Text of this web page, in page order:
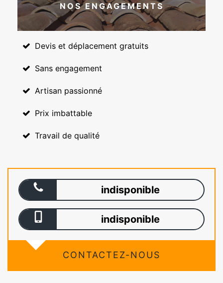
NOS ENGAGEMENTS
Devis et déplacement gratuits
Sans engagement
Artisan passionné
Prix imbattable
Travail de qualité
indisponible
indisponible
CONTACTEZ-NOUS